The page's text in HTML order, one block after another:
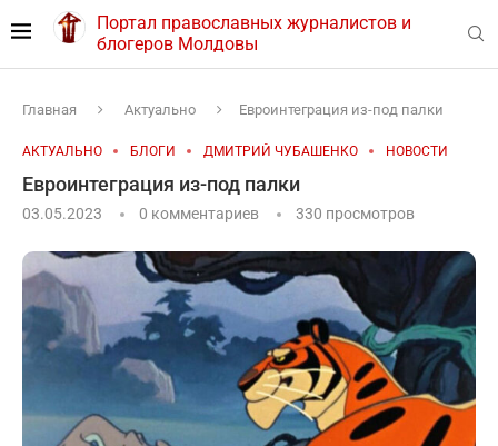
Портал православных журналистов и
блогеров Молдовы
Главная Актуально Евроинтеграция из-под палки
АКТУАЛЬНО БЛОГИ ДМИТРИЙ ЧУБАШЕНКО НОВОСТИ
Евроинтеграция из-под палки
03.05.2023 0 комментариев 330 просмотров